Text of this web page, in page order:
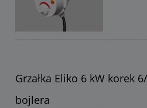
Grzałka Eliko 6 kW korek
bojlera